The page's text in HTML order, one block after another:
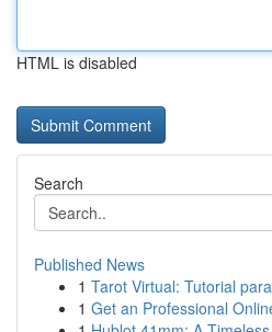
HTML is disabled
Search
Published News
1 Tarot Virtual: Tutorial
1 Get an Professional